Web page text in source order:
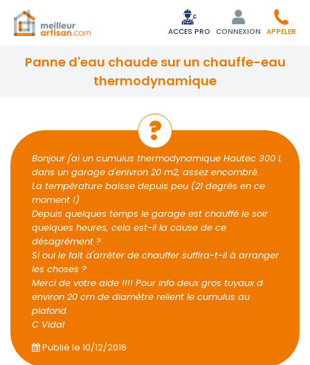
ACCES PRO CONNEXION APPELER
panne d'eau chaude sur un chauffe-eau
thermodynamique
Bonjour j'ai un cumulus thermodynamique Hautec 300 L
dans un garage d'enivron 20 m2, assez encombré.
La température baisse depuis peu (21 degrés en ce
moment !)
Depuis quelques temps le garage est chauffé le soir
quelques heures, cela est-il la cause de ce
désagrément ?
Si oui le fait d'arrêter de chauffer suffira-t-il à arranger
les choses ?
Merci de votre aide !!!! Pour info deux gros tuyaux d
environ 20 cm de diamètre relient le cumulus au
plafond.
C Vidal
Publié le 10/12/2016